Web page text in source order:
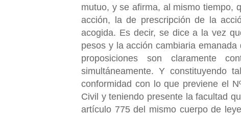
mutuo, y se afirma, al mismo tiempo,
acción, la de prescripción de la
acogida. Es decir, se dice a la vez
pesos y la acción cambiaria
proposiciones son claramente
simultáneamente. Y constituyendo
conformidad con lo que previene el
Civil y teniendo presente la facultad
artículo 775 del mismo cuerpo de